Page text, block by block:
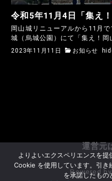
令和5年11月4日「集え
岡山城リニューアルから11月
城（烏城公園）にて「集え！岡
2023年11月11日 お知らせ
運営元
Powered
よりよいエクスペリエンスを
Cookie を使用しています。引
を承諾したもの